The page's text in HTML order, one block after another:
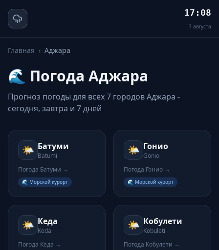
17:08
7 августа
Главная › Аджара
🌊 Погода Аджара
Прогноз погоды для всех7 городовАджара -
сегодня, завтра и 7 дней
🌤️ Батуми
Batumi
Погода Батуми →
🌊 Морской курорт
🌤️ Гонио
Gonio
Погода Гонио →
🌊 Морской курорт
🌤️ Кеда
Keda
Погода Кеда →
🌤️ Кобулети
Kobuleti
Погода Кобулети →